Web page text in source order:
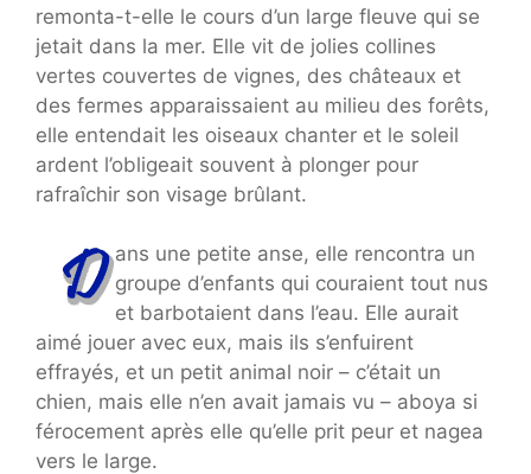
remonta-t-elle le cours d’un large fleuve qui se
jetait dans la mer. Elle vit de jolies collines
vertes couvertes de vignes, des châteaux et
des fermes apparaissaient au milieu des forêts,
elle entendait les oiseaux chanter et le soleil
ardent l’obligeait souvent à plonger pour
rafraîchir son visage brûlant.
ans une petite anse, elle rencontra un
groupe d’enfants qui couraient tout nus
et barbotaient dans l’eau. Elle aurait
aimé jouer avec eux, mais ils s’enfuirent
effrayés, et un petit animal noir – c’était un
chien, mais elle n’en avait jamais vu – aboya si
férocement après elle qu’elle prit peur et nagea
vers le large.